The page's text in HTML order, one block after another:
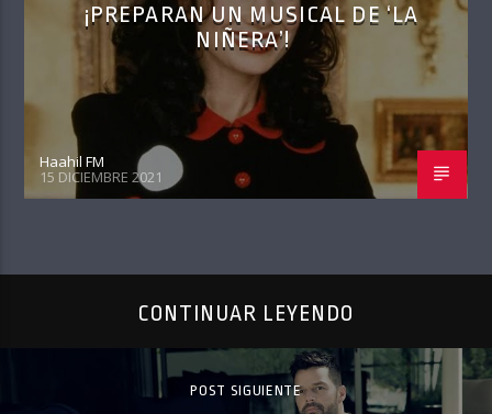
¡PREPARAN UN MUSICAL DE ‘LA
NIÑERA’!
Haahil FM
15 DICIEMBRE 2021
CONTINUAR LEYENDO
POST SIGUIENTE